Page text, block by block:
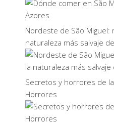
Nordeste de São Miguel:
naturaleza más salvaje
Secretos y horrores de
Horrores